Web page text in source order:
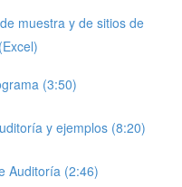
muestra y de sitios de
(3:50)
y ejemplos (8:20)
Auditoría (2:46)